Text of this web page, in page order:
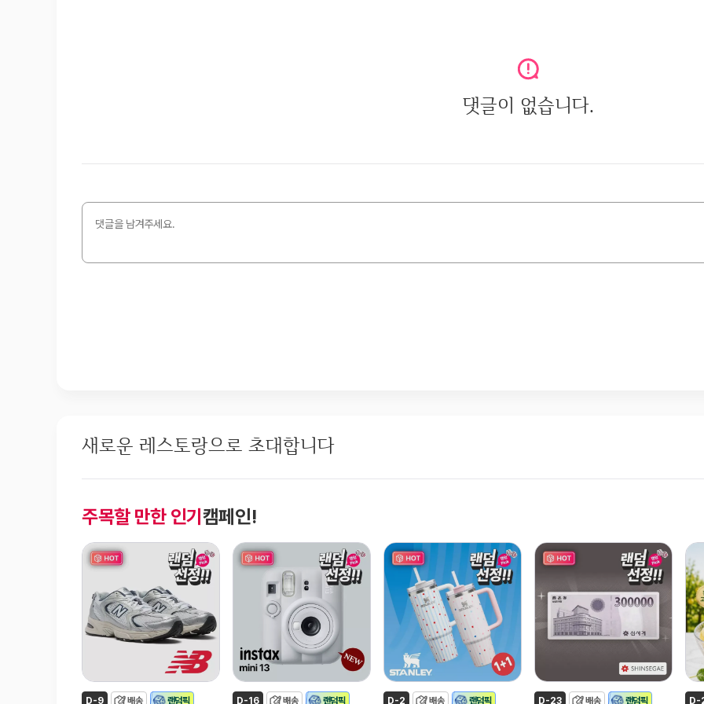
댓글이 없습니다.
새로운 레스토랑으로 초대합니다
주목할 만한 인기 캠페인!
D-9 배송 랜덤픽 D-16 배송 랜덤픽 D-2 배송 랜덤픽 D-23 배송 랜덤픽 D-